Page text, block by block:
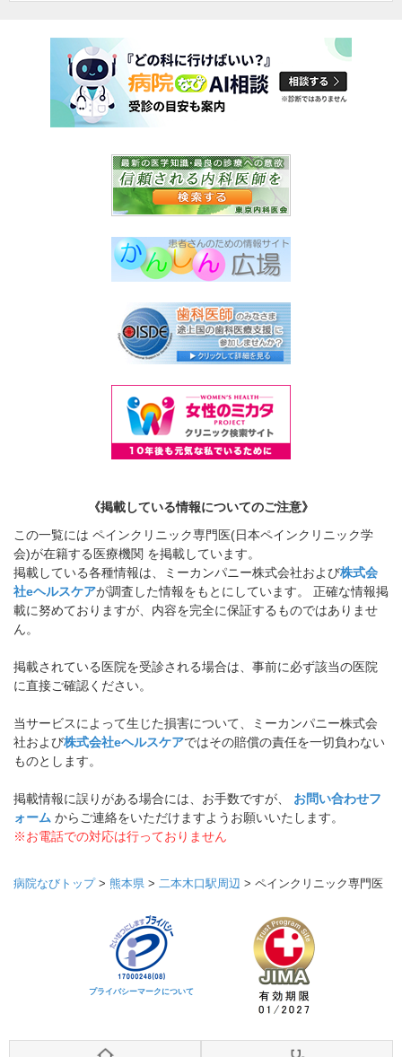
《掲載している情報についてのご注意》
この一覧には ペインクリニック専門医(日本ペインクリニック学
会)が在籍する医療機関 を掲載しています。
掲載している各種情報は、ミーカンパニー株式会社および株式会
社eヘルスケアが調査した情報をもとにしています。 正確な情報掲
載に努めておりますが、内容を完全に保証するものではありませ
ん。
掲載されている医院を受診される場合は、事前に必ず該当の医院
に直接ご確認ください。
当サービスによって生じた損害について、ミーカンパニー株式会
社および株式会社eヘルスケアではその賠償の責任を一切負わない
ものとします。
掲載情報に誤りがある場合には、お手数ですが、 お問い合わせフ
ォーム からご連絡をいただけますようお願いいたします。
※お電話での対応は行っておりません
病院なびトップ> 熊本県 > 二本木口駅周辺 > ペインクリニック専門医
プライバシーマークについて